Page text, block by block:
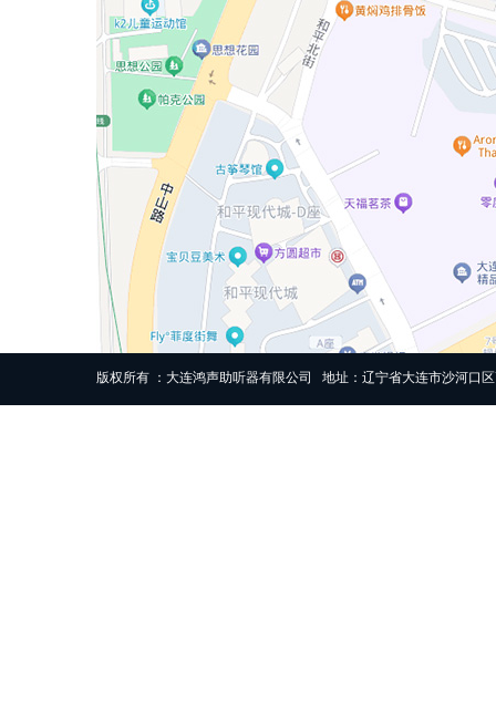
版权所有 ：大连鸿声助听器有限公司 地址：辽宁省大连市沙河口